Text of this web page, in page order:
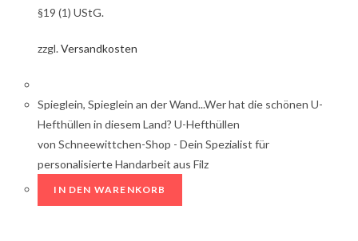
§19 (1) UStG.
zzgl.Versandkosten
Spieglein, Spieglein an der Wand...Wer hat die schönen U-
Hefthüllen in diesem Land? U-Hefthüllen
von Schneewittchen-Shop - Dein Spezialist für
personalisierte Handarbeit aus Filz
IN DEN WARENKORB